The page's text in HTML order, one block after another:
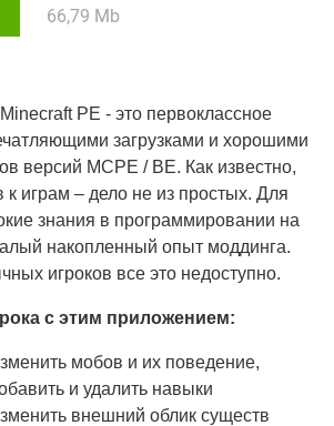
66,79 Mb
PE - это первоклассное
загрузками и хорошими
версий MCPE / BE. Как известно,
к играм – дело не из простых. Для
знания в программировании на
накопленный опыт моддинга.
игроков все это недоступно.
с этим приложением:
мобов и их поведение,
и удалить навыки
внешний облик существ